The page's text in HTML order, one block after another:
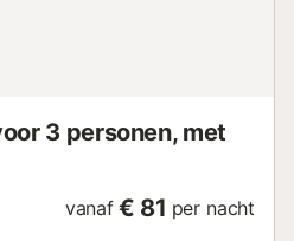
3 personen, met
vanaf € 81 per nacht